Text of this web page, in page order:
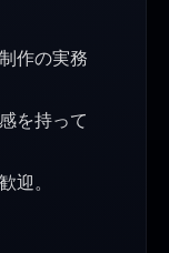
作の実務
を持って
迎。